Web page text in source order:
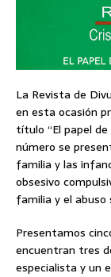
La Revista de
en esta ocasión
título “El papel
número se
familia y las
obsesivo
familia y el
Presentamos
encuentran tres
especialista y un